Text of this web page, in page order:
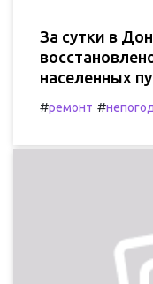
За сутки в
населенных
#ремонт #